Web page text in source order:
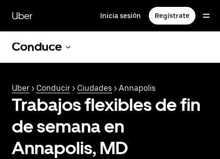
contenido
principal
Uber Inicia sesión Regístrate
Conduce
Uber > Conducir > Ciudades > Annapolis
Trabajos flexibles de fin
de semana en
Annapolis, MD